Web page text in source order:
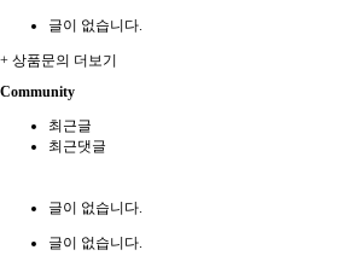
글이 없습니다.
+ 상품문의 더보기
Community
최근글
최근댓글
글이 없습니다.
글이 없습니다.